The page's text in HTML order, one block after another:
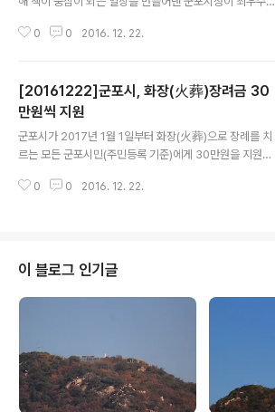
부터 책 중심의 일상을 만들었다는 호평과 함께 ‘독서경영
시상식’에 참여해 우수 직장 인증을 받았을 뿐 아니라 최우
수 기관으로 선정된 것이다. 김윤주 군포시장은 “기초자치
단체로서는 유일하게 독서경영 부분 문체부 장관상을 받아
뿌듯하면서도 책임감이 크게 느껴진다”며 “군포지역 내 모
든 기업에서 책 읽기가 활성화되고, 이 독서문화가 전국으
로 확산되도록 최선을 다하겠다”고 말했다. 한편 문체부는
0 0 2016. 12. 22.
[20161222]군포시, 화장(火葬)장려금 30
만원씩 지원
군포시가 2017년 1월 1일부터 화장(火葬)으로 장례를 치
르는 모든 군포시민(주민등록 기준)에게 30만원을 지원한
로 화장 장려금을 지원해왔다. 그런데 화장 장례 수요가 증
한다는 설명이다. 다만 올해까지는 저소득 가구만 지원 대
상이며, 새해에 지원 대상이 확장되더라도 화장 비용이 30
만원 미만이면 실비만 지급한다. 이를 위해 시는 지난 12일
담당할 11동 주민센터의 ..
0 0 2016. 12. 22.
이 블로그 인기글